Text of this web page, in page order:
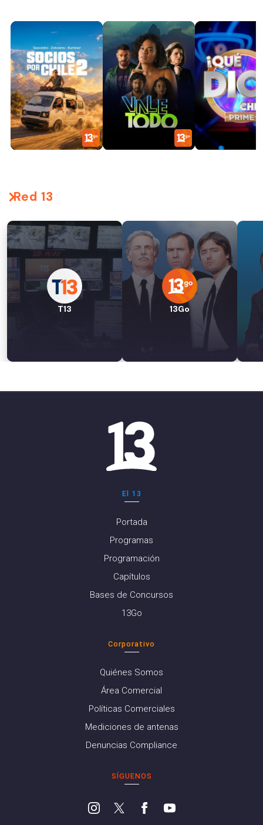
Red 13
T13 13Go
El 13
Portada
Programas
Programación
Capítulos
Bases de Concursos
13Go
Corporativo
Quiénes Somos
Área Comercial
Políticas Comerciales
Mediciones de antenas
Denuncias Compliance
SÍGUENOS